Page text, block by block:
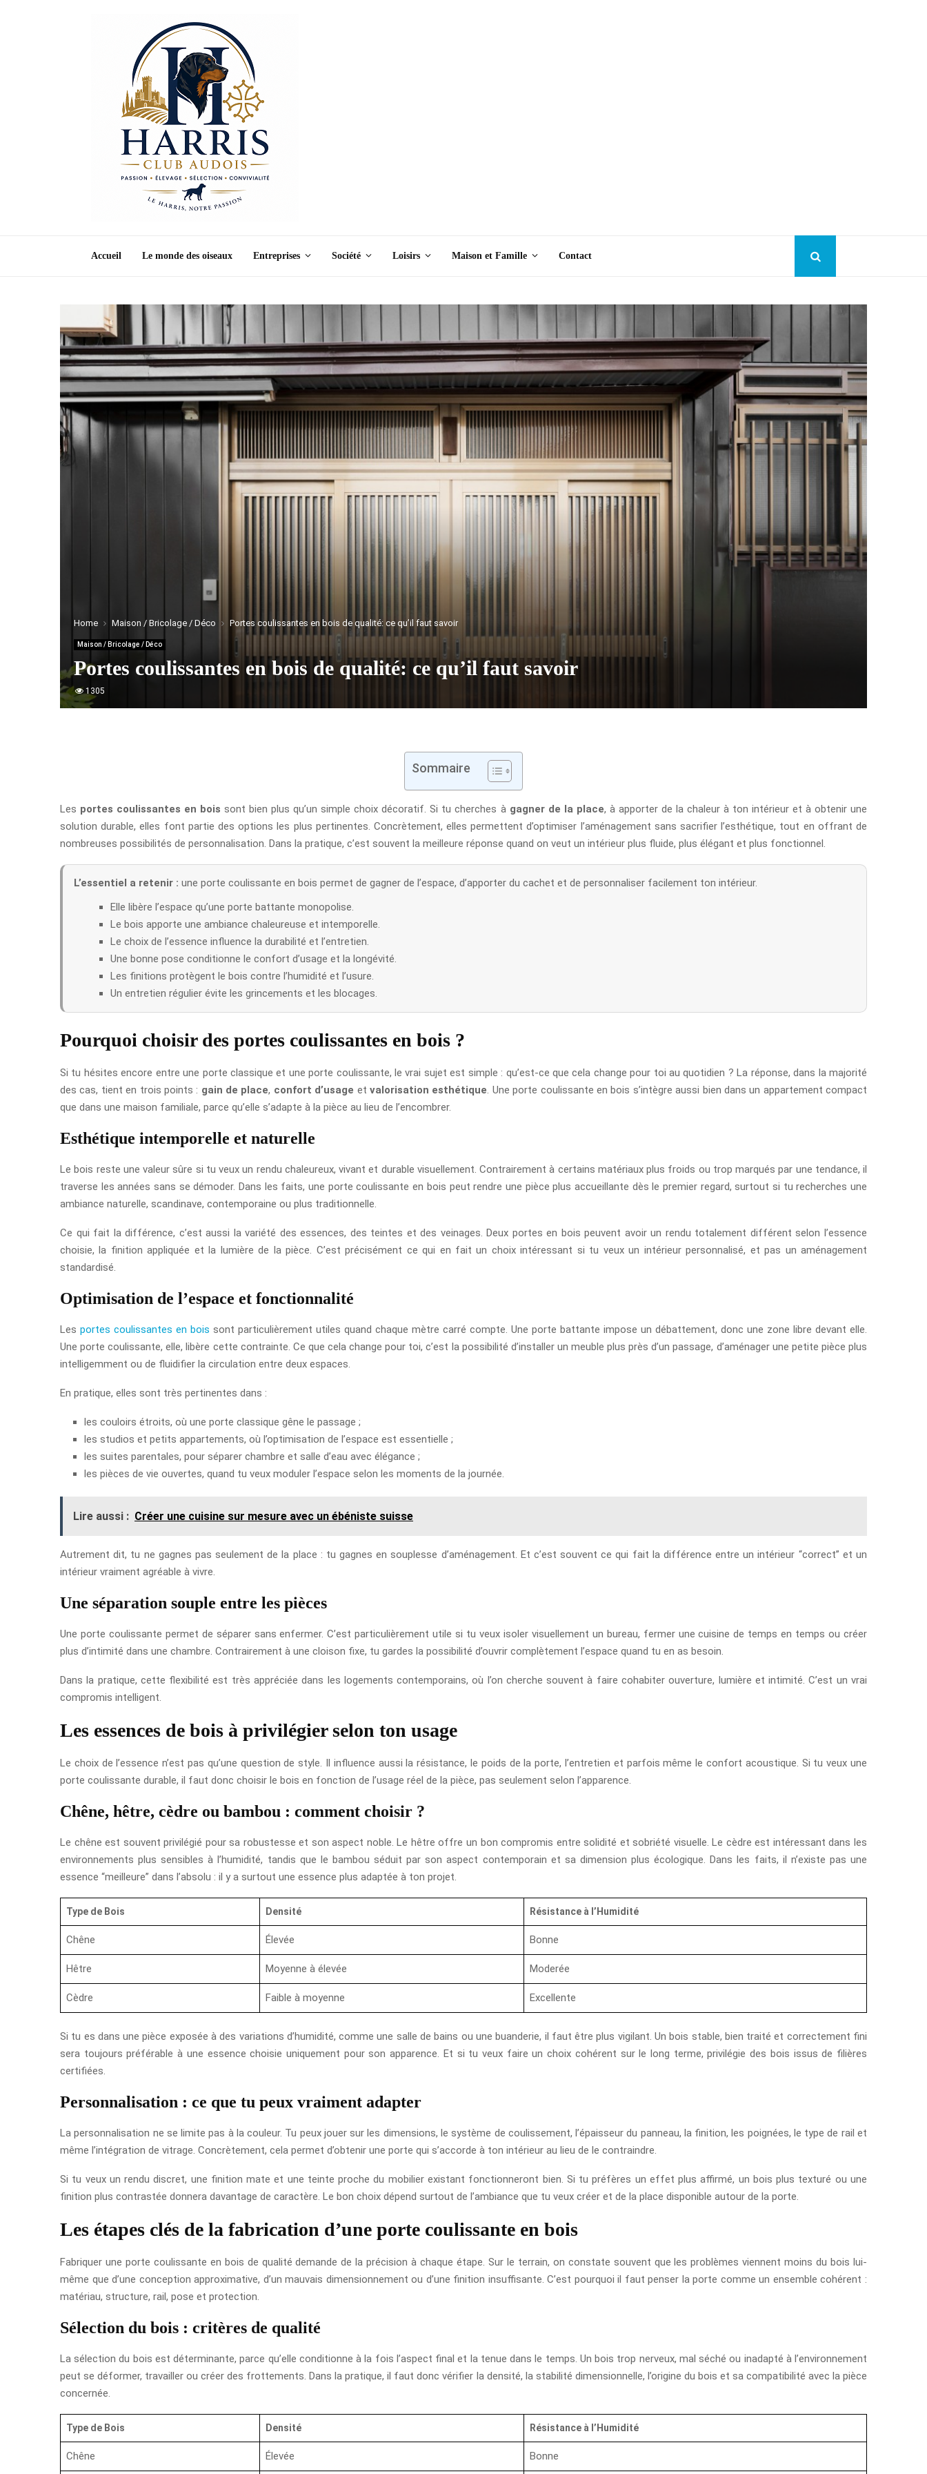
Accueil Le monde des oiseaux Entreprises Société Loisirs Maison et Famille Contact
Home Maison / Bricolage / Déco Portes coulissantes en bois de qualité: ce qu’il faut savoir
Maison / Bricolage / Déco
Portes coulissantes en bois de qualité: ce qu’il faut savoir
1305
Sommaire
Les portes coulissantes en bois sont bien plus qu’un simple choix décoratif. Si tu cherches à gagner de la place, à apporter de la chaleur à ton intérieur et à obtenir une
solution durable, elles font partie des options les plus pertinentes. Concrètement, elles permettent d’optimiser l’aménagement sans sacrifier l’esthétique, tout en offrant de
nombreuses possibilités de personnalisation. Dans la pratique, c’est souvent la meilleure réponse quand on veut un intérieur plus fluide, plus élégant et plus fonctionnel.
L’essentiel a retenir : une porte coulissante en bois permet de gagner de l’espace, d’apporter du cachet et de personnaliser facilement ton intérieur.
Elle libère l’espace qu’une porte battante monopolise.
Le bois apporte une ambiance chaleureuse et intemporelle.
Le choix de l’essence influence la durabilité et l’entretien.
Une bonne pose conditionne le confort d’usage et la longévité.
Les finitions protègent le bois contre l’humidité et l’usure.
Un entretien régulier évite les grincements et les blocages.
Pourquoi choisir des portes coulissantes en bois ?
Si tu hésites encore entre une porte classique et une porte coulissante, le vrai sujet est simple : qu’est-ce que cela change pour toi au quotidien ? La réponse, dans la majorité
des cas, tient en trois points : gain de place, confort d’usage etvalorisation esthétique . Une porte coulissante en bois s’intègre aussi bien dans un appartement compact
que dans une maison familiale, parce qu’elle s’adapte à la pièce au lieu de l’encombrer.
Esthétique intemporelle et naturelle
Le bois reste une valeur sûre si tu veux un rendu chaleureux, vivant et durable visuellement. Contrairement à certains matériaux plus froids ou trop marqués par une tendance, il
traverse les années sans se démoder. Dans les faits, une porte coulissante en bois peut rendre une pièce plus accueillante dès le premier regard, surtout si tu recherches une
ambiance naturelle, scandinave, contemporaine ou plus traditionnelle.
Ce qui fait la différence, c’est aussi la variété des essences, des teintes et des veinages. Deux portes en bois peuvent avoir un rendu totalement différent selon l’essence
choisie, la finition appliquée et la lumière de la pièce. C’est précisément ce qui en fait un choix intéressant si tu veux un intérieur personnalisé, et pas un aménagement
standardisé.
Optimisation de l’espace et fonctionnalité
Les portes coulissantes en bois sont particulièrement utiles quand chaque mètre carré compte. Une porte battante impose un débattement, donc une zone libre devant elle.
Une porte coulissante, elle, libère cette contrainte. Ce que cela change pour toi, c’est la possibilité d’installer un meuble plus près d’un passage, d’aménager une petite pièce plus
intelligemment ou de fluidifier la circulation entre deux espaces.
En pratique, elles sont très pertinentes dans :
les couloirs étroits, où une porte classique gêne le passage ;
les studios et petits appartements, où l’optimisation de l’espace est essentielle ;
les suites parentales, pour séparer chambre et salle d’eau avec élégance ;
les pièces de vie ouvertes, quand tu veux moduler l’espace selon les moments de la journée.
Lire aussi : Créer une cuisine sur mesure avec un ébéniste suisse
Autrement dit, tu ne gagnes pas seulement de la place : tu gagnes en souplesse d’aménagement. Et c’est souvent ce qui fait la différence entre un intérieur “correct” et un
intérieur vraiment agréable à vivre.
Une séparation souple entre les pièces
Une porte coulissante permet de séparer sans enfermer. C’est particulièrement utile si tu veux isoler visuellement un bureau, fermer une cuisine de temps en temps ou créer
plus d’intimité dans une chambre. Contrairement à une cloison fixe, tu gardes la possibilité d’ouvrir complètement l’espace quand tu en as besoin.
Dans la pratique, cette flexibilité est très appréciée dans les logements contemporains, où l’on cherche souvent à faire cohabiter ouverture, lumière et intimité. C’est un vrai
compromis intelligent.
Les essences de bois à privilégier selon ton usage
Le choix de l’essence n’est pas qu’une question de style. Il influence aussi la résistance, le poids de la porte, l’entretien et parfois même le confort acoustique. Si tu veux une
porte coulissante durable, il faut donc choisir le bois en fonction de l’usage réel de la pièce, pas seulement selon l’apparence.
Chêne, hêtre, cèdre ou bambou : comment choisir ?
Le chêne est souvent privilégié pour sa robustesse et son aspect noble. Le hêtre offre un bon compromis entre solidité et sobriété visuelle. Le cèdre est intéressant dans les
environnements plus sensibles à l’humidité, tandis que le bambou séduit par son aspect contemporain et sa dimension plus écologique. Dans les faits, il n’existe pas une
essence “meilleure” dans l’absolu : il y a surtout une essence plus adaptée à ton projet.
Type de Bois Densité Résistance à l’Humidité
Chêne Élevée Bonne
Hêtre Moyenne à élevée Moderée
Cèdre Faible à moyenne Excellente
Si tu es dans une pièce exposée à des variations d’humidité, comme une salle de bains ou une buanderie, il faut être plus vigilant. Un bois stable, bien traité et correctement fini
sera toujours préférable à une essence choisie uniquement pour son apparence. Et si tu veux faire un choix cohérent sur le long terme, privilégie des bois issus de filières
certifiées.
Personnalisation : ce que tu peux vraiment adapter
La personnalisation ne se limite pas à la couleur. Tu peux jouer sur les dimensions, le système de coulissement, l’épaisseur du panneau, la finition, les poignées, le type de rail et
même l’intégration de vitrage. Concrètement, cela permet d’obtenir une porte qui s’accorde à ton intérieur au lieu de le contraindre.
Si tu veux un rendu discret, une finition mate et une teinte proche du mobilier existant fonctionneront bien. Si tu préfères un effet plus affirmé, un bois plus texturé ou une
finition plus contrastée donnera davantage de caractère. Le bon choix dépend surtout de l’ambiance que tu veux créer et de la place disponible autour de la porte.
Les étapes clés de la fabrication d’une porte coulissante en bois
Fabriquer une porte coulissante en bois de qualité demande de la précision à chaque étape. Sur le terrain, on constate souvent que les problèmes viennent moins du bois lui-
même que d’une conception approximative, d’un mauvais dimensionnement ou d’une finition insuffisante. C’est pourquoi il faut penser la porte comme un ensemble cohérent :
matériau, structure, rail, pose et protection.
Sélection du bois : critères de qualité
La sélection du bois est déterminante, parce qu’elle conditionne à la fois l’aspect final et la tenue dans le temps. Un bois trop nerveux, mal séché ou inadapté à l’environnement
peut se déformer, travailler ou créer des frottements. Dans la pratique, il faut donc vérifier la densité, la stabilité dimensionnelle, l’origine du bois et sa compatibilité avec la pièce
concernée.
Type de Bois Densité Résistance à l’Humidité
Chêne Élevée Bonne